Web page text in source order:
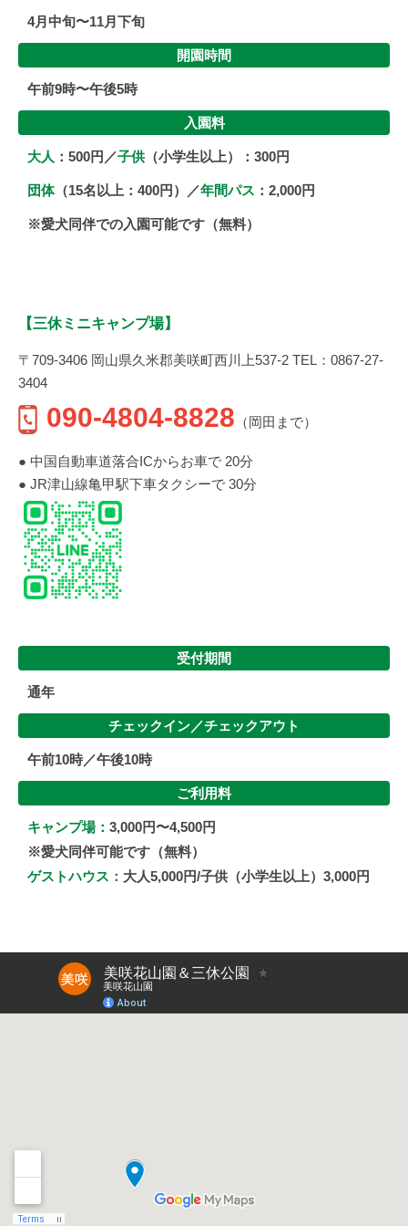
4月中旬〜11月下旬
開園時間
午前9時〜午後5時
入園料
大人 ：500円／子供（小学生以上）：300円
団体（15名以上：400円）／年間パス ：2,000円
※愛犬同伴での入園可能です（無料）
【三休ミニキャンプ場】
〒709-3406 岡山県久米郡美咲町西川上537-2 TEL：0867-27-
3404
090-4804-8828 （岡田まで）
● 中国自動車道落合ICからお車で 20分
● JR津山線亀甲駅下車タクシーで 30分
受付期間
通年
チェックイン／チェックアウト
午前10時／午後10時
ご利用料
キャンプ場： 3,000円〜4,500円
※愛犬同伴可能です（無料）
ゲストハウス： 大人5,000円/子供（小学生以上）3,000円